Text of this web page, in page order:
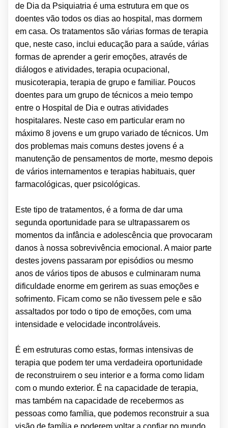
de Dia da Psiquiatria é uma estrutura em que os
doentes vão todos os dias ao hospital, mas dormem
em casa. Os tratamentos são várias formas de terapia
que, neste caso, inclui educação para a saúde, várias
formas de aprender a gerir emoções, através de
diálogos e atividades, terapia ocupacional,
musicoterapia, terapia de grupo e familiar. Poucos
doentes para um grupo de técnicos a meio tempo
entre o Hospital de Dia e outras atividades
hospitalares. Neste caso em particular eram no
máximo 8 jovens e um grupo variado de técnicos. Um
dos problemas mais comuns destes jovens é a
manutenção de pensamentos de morte, mesmo depois
de vários internamentos e terapias habituais, quer
farmacológicas, quer psicológicas.
Este tipo de tratamentos, é a forma de dar uma
segunda oportunidade para se ultrapassarem os
momentos da infância e adolescência que provocaram
danos à nossa sobrevivência emocional. A maior parte
destes jovens passaram por episódios ou mesmo
anos de vários tipos de abusos e culminaram numa
dificuldade enorme em gerirem as suas emoções e
sofrimento. Ficam como se não tivessem pele e são
assaltados por todo o tipo de emoções, com uma
intensidade e velocidade incontroláveis.
É em estruturas como estas, formas intensivas de
terapia que podem ter uma verdadeira oportunidade
de reconstruirem o seu interior e a forma como lidam
com o mundo exterior. É na capacidade de terapia,
mas também na capacidade de recebermos as
pessoas como família, que podemos reconstruir a sua
visão de família e poderem voltar a confiar no mundo.